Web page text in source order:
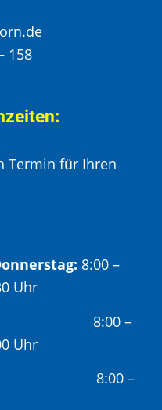
158
Termin für Ihren
8:00 –
Uhr
8:00 –
Uhr
8:00 –